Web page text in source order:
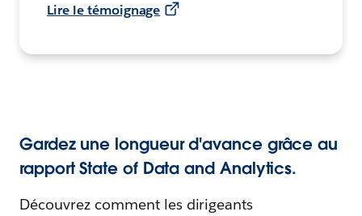
Lire le témoignage
Gardez une longueur d'avance grâce au
rapport State of Data and Analytics.
Découvrez comment les dirigeants